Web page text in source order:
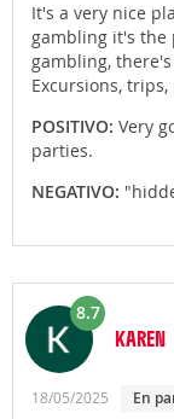
It's a very nice
gambling it's the
gambling,
Excursions,
POSITIVO: Very
parties.
NEGATIVO:
8.7
KAREN
18/05/2025 en